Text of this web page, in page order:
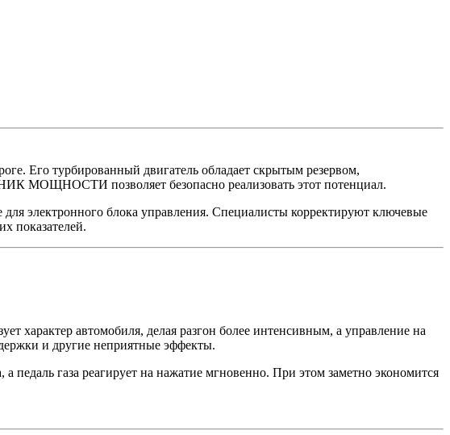
Его турбированный двигатель обладает скрытым резервом,
МОЩНОСТИ позволяет безопасно реализовать этот потенциал.
электронного блока управления. Специалисты корректируют ключевые
показателей.
характер автомобиля, делая разгон более интенсивным, а управление на
и другие неприятные эффекты.
педаль газа реагирует на нажатие мгновенно. При этом заметно экономится